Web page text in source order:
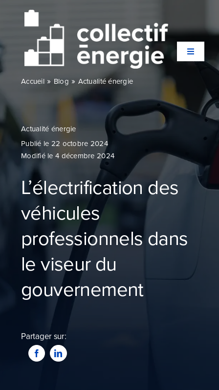
Toggle
Qui sommes-nous ?
Secteurs
Expertises
Agences
Blog
Devenir partenaire
Contactez-nous
Accueil» Blog » Actualité énergie
Actualité énergie
Publié le 22 octobre 2024
Modifié le 4 décembre 2024
L’électrification des
véhicules
professionnels dans
le viseur du
gouvernement
Partager sur: